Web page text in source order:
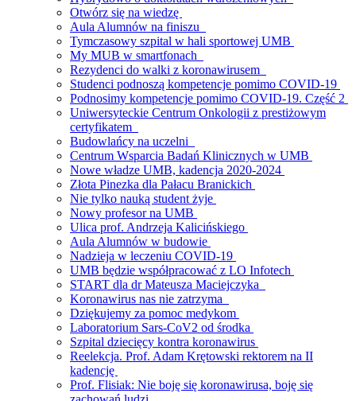
Otwórz się na wiedzę
Aula Alumnów na finiszu
Tymczasowy szpital w hali sportowej UMB
My MUB w smartfonach
Rezydenci do walki z koronawirusem
Studenci podnoszą kompetencje pomimo COVID-19
Podnosimy kompetencje pomimo COVID-19. Część 2
Uniwersyteckie Centrum Onkologii z prestiżowym
certyfikatem
Budowlańcy na uczelni
Centrum Wsparcia Badań Klinicznych w UMB
Nowe władze UMB, kadencja 2020-2024
Złota Pinezka dla Pałacu Branickich
Nie tylko nauką student żyje
Nowy profesor na UMB
Ulica prof. Andrzeja Kalicińskiego
Aula Alumnów w budowie
Nadzieja w leczeniu COVID-19
UMB będzie współpracować z LO Infotech
START dla dr Mateusza Maciejczyka
Koronawirus nas nie zatrzyma
Dziękujemy za pomoc medykom
Laboratorium Sars-CoV2 od środka
Szpital dziecięcy kontra koronawirus
Reelekcja. Prof. Adam Krętowski rektorem na II
kadencję
Prof. Flisiak: Nie boję się koronawirusa, boję się